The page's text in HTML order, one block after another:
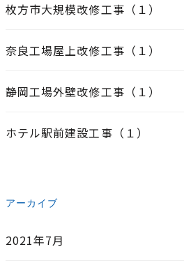
枚方市大規模改修工事（１）
奈良工場屋上改修工事（１）
静岡工場外壁改修工事（１）
ホテル駅前建設工事（１）
アーカイブ
2021年7月